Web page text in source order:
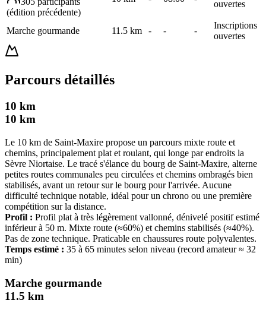
(édition précédente)
ouvertes
Marche gourmande 11.5 km - - -
Inscriptions
ouvertes
Parcours détaillés
10 km
10 km
Le 10 km de Saint-Maxire propose un parcours mixte route et
chemins, principalement plat et roulant, qui longe par endroits la
Sèvre Niortaise. Le tracé s'élance du bourg de Saint-Maxire, alterne
petites routes communales peu circulées et chemins ombragés bien
stabilisés, avant un retour sur le bourg pour l'arrivée. Aucune
difficulté technique notable, idéal pour un chrono ou une première
compétition sur la distance.
Profil : Profil plat à très légèrement vallonné, dénivelé positif estimé
inférieur à 50 m. Mixte route (≈60%) et chemins stabilisés (≈40%).
Pas de zone technique. Praticable en chaussures route polyvalentes.
Temps estimé : 35 à 65 minutes selon niveau (record amateur ≈ 32
min)
Marche gourmande
11.5 km